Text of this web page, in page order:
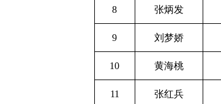
8 张炳发
9 刘梦娇
10 黄海桃
11 张红兵